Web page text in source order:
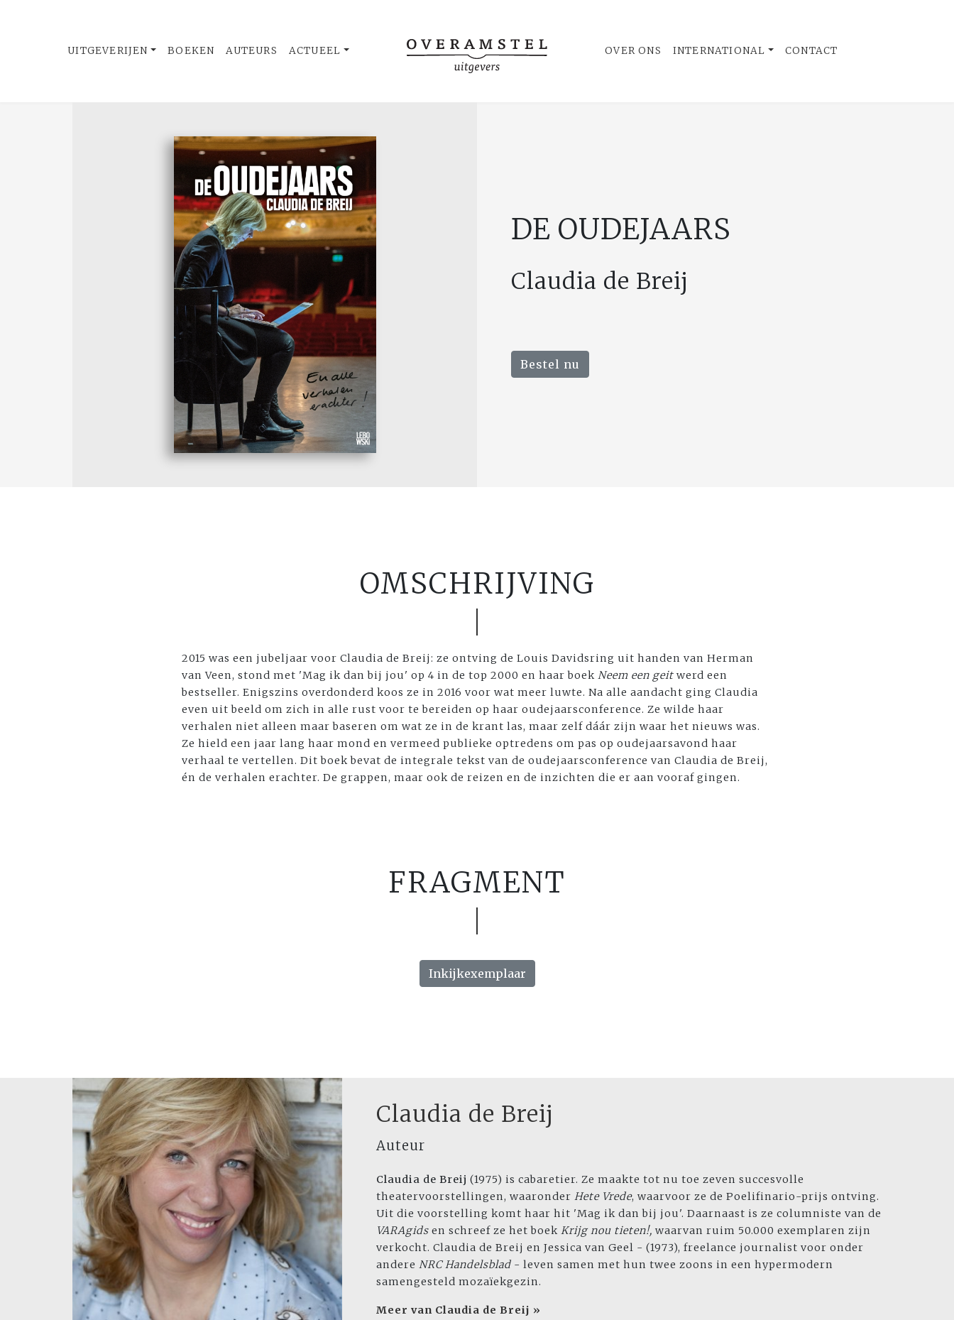
UITGEVERIJEN BOEKEN AUTEURS ACTUEEL OVER ONS INTERNATIONAL CONTACT
DE OUDEJAARS
Claudia de Breij
Bestel nu
OMSCHRIJVING
2015 was een jubeljaar voor Claudia de Breij: ze ontving de Louis Davidsring uit handen van Herman
van Veen, stond met 'Mag ik dan bij jou' op 4 in de top 2000 en haar boek Neem een geit werd een
bestseller. Enigszins overdonderd koos ze in 2016 voor wat meer luwte. Na alle aandacht ging Claudia
even uit beeld om zich in alle rust voor te bereiden op haar oudejaarsconference. Ze wilde haar
verhalen niet alleen maar baseren om wat ze in de krant las, maar zelf dáár zijn waar het nieuws was.
Ze hield een jaar lang haar mond en vermeed publieke optredens om pas op oudejaarsavond haar
verhaal te vertellen. Dit boek bevat de integrale tekst van de oudejaarsconference van Claudia de Breij,
én de verhalen erachter. De grappen, maar ook de reizen en de inzichten die er aan vooraf gingen.
FRAGMENT
Inkijkexemplaar
Claudia de Breij
Auteur
Claudia de Breij (1975) is cabaretier. Ze maakte tot nu toe zeven succesvolle
theatervoorstellingen, waaronder Hete Vrede, waarvoor ze de Poelifinario-prijs ontving.
Uit die voorstelling komt haar hit 'Mag ik dan bij jou'. Daarnaast is ze columniste van de
VARAgids en schreef ze het boek Krijg nou tieten!, waarvan ruim 50.000 exemplaren zijn
verkocht. Claudia de Breij en Jessica van Geel - (1973), freelance journalist voor onder
andere NRC Handelsblad - leven samen met hun twee zoons in een hypermodern
samengesteld mozaïekgezin.
Meer van Claudia de Breij »